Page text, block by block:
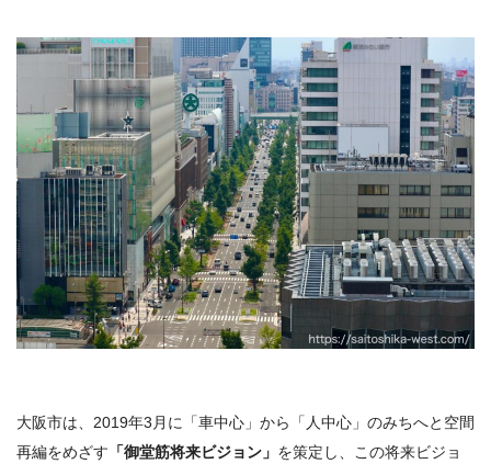
大阪市は、2019年3月に「車中心」から「人中心」のみちへと空間
再編をめざす 「御堂筋将来ビジョン」 を策定し、この将来ビジョ